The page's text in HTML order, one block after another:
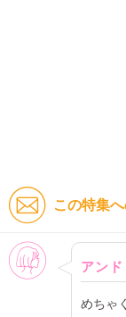
この特集
女性
アン
めちゃ